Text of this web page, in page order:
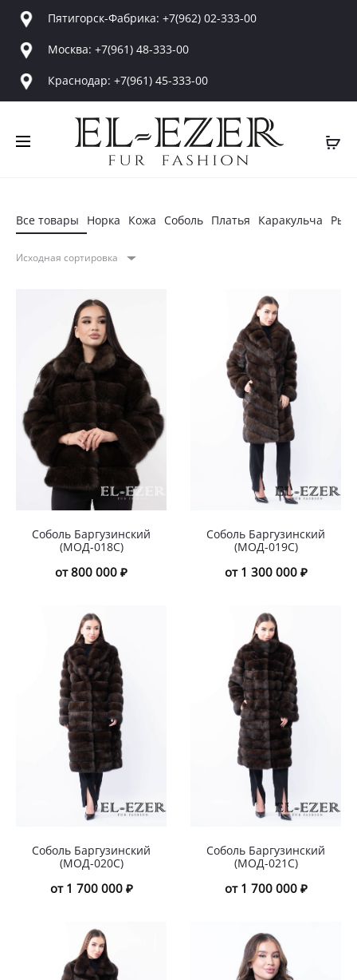
Пятигорск-Фабрика: +7(962) 02-333-00
Москва: +7(961) 48-333-00
Краснодар: +7(961) 45-333-00
Все товары Норка Кожа Соболь Платья Каракульча Рысь
Исходная сортировка
Соболь Баргузинский
(МОД-018С)
от 800 000 ₽
Соболь Баргузинский
(МОД-019С)
от 1 300 000 ₽
Соболь Баргузинский
(МОД-020С)
от 1 700 000 ₽
Соболь Баргузинский
(МОД-021С)
от 1 700 000 ₽